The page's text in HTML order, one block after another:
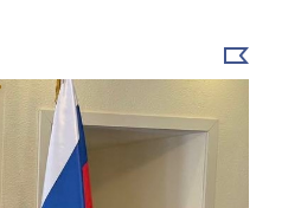
Выбрать
новость